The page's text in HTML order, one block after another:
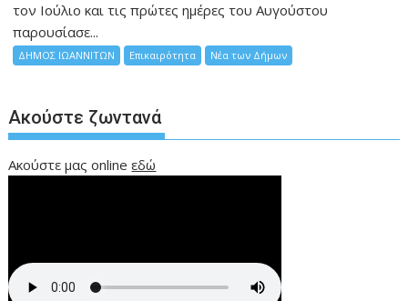
τον Ιούλιο και τις πρώτες ημέρες του Αυγούστου
παρουσίασε...
ΔΗΜΟΣ ΙΩΑΝΝΙΤΩΝ Επικαιρότητα Νέα των Δήμων
Ακούστε ζωντανά
Ακούστε μας onlineεδώ